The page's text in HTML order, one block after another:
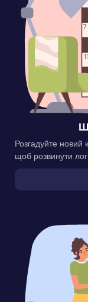
Розгадуйте новий
щоб розвинути